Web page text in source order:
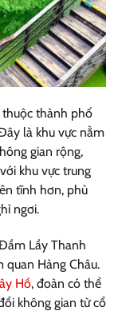
thành phố
là khu vực nằm
gian rộng,
khu vực trung
tĩnh hơn, phù
ngơi.
Lầy Thanh
quan Hàng Châu.
Hồ, đoàn có thể
không gian từ cổ